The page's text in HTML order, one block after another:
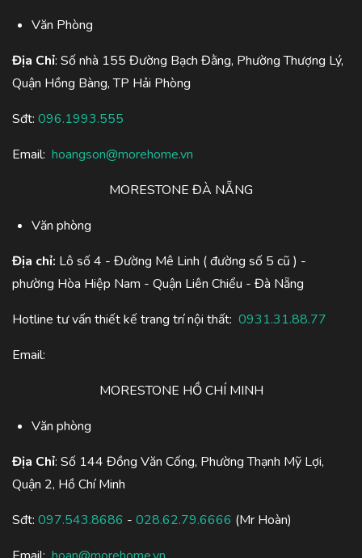
Văn Phòng
Địa Chỉ: Số nhà 155 Đường Bạch Đằng, Phường Thượng Lý,
Quận Hồng Bàng, TP Hải Phòng
Sđt: 096.1993.555
Email: hoangson@morehome.vn
MORESTONE ĐÀ NẴNG
Văn phòng
Địa chỉ: Lô số 4 - Đường Mê Linh ( đường số 5 cũ ) -
phường Hòa Hiệp Nam - Quận Liên Chiểu - Đà Nẵng
Hotline tư vấn thiết kế trang trí nội thất: 0931.31.88.77
Email:
MORESTONE HỒ CHÍ MINH
Văn phòng
Địa Chỉ: Số 144 Đồng Văn Cống, Phường Thạnh Mỹ Lợi,
Quận 2, Hồ Chí Minh
Sđt: 097.543.8686 - 028.62.79.6666 (Mr Hoàn)